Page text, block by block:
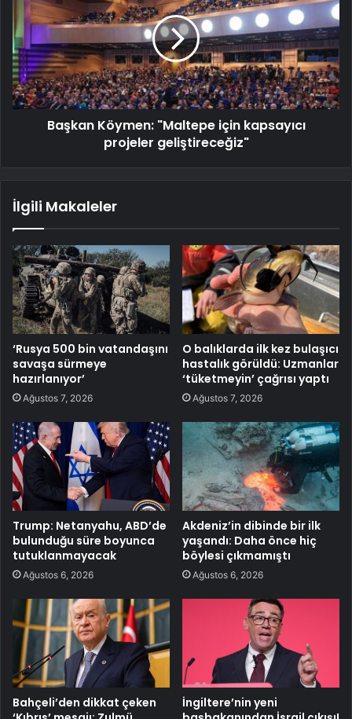
Başkan Köymen: "Maltepe için kapsayıcı
projeler geliştireceğiz"
İlgili Makaleler
‘Rusya 500 bin vatandaşını
savaşa sürmeye
hazırlanıyor’
Ağustos 7, 2026
O balıklarda ilk kez bulaşıcı
hastalık görüldü: Uzmanlar
‘tüketmeyin’ çağrısı yaptı
Ağustos 7, 2026
Trump: Netanyahu, ABD’de
bulunduğu süre boyunca
tutuklanmayacak
Ağustos 6, 2026
Akdeniz’in dibinde bir ilk
yaşandı: Daha önce hiç
böylesi çıkmamıştı
Ağustos 6, 2026
Bahçeli’den dikkat çeken
İngiltere’nin yeni